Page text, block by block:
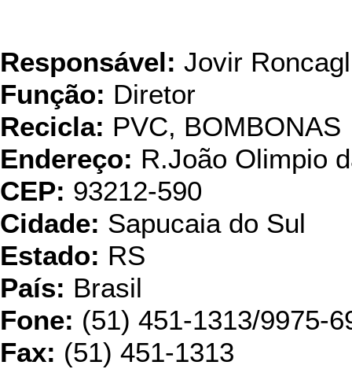
Responsável: Jovir
Função: Diretor
Recicla: PVC, BOMBONAS
Endereço: R.João Olimpio
CEP: 93212-590
Cidade: Sapucaia do Sul
Estado: RS
País: Brasil
Fone: (51) 451-1313/9975-
Fax: (51) 451-1313